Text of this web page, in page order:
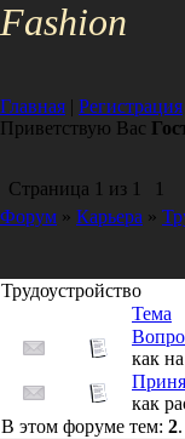
Fashion
Главная | Регистрация
Приветствую Вас
Страница 1 из 1
1
Форум » Карьера »
Трудоустройство
Тема
как
как
В этом форуме тем: 2